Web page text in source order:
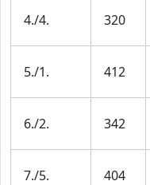
4./4. 320
5./1. 412
6./2. 342
7./5. 404